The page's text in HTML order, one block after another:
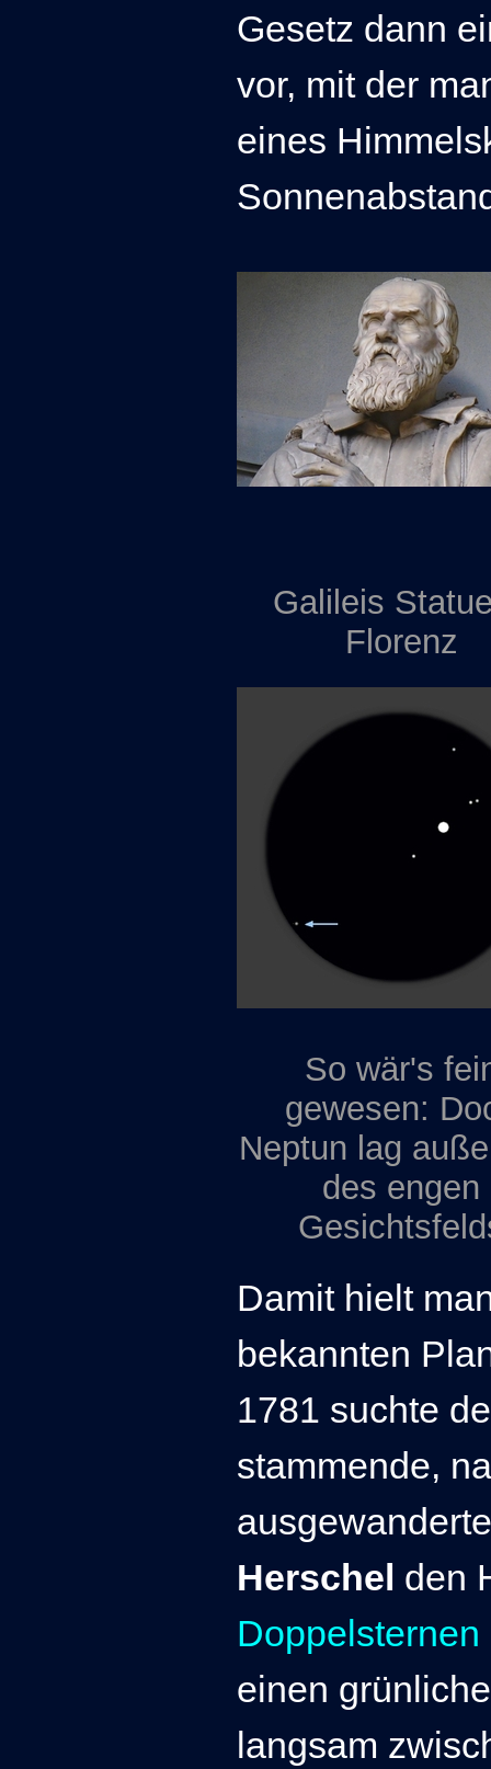
Gesetz dann
vor, mit der
eines
Galileis
Florenz
So wär's
gewesen:
Neptun lag
des engen
Damit hielt
bekannten
1781 suchte
stammende,
Herschel den
Doppelsternen
einen
langsam